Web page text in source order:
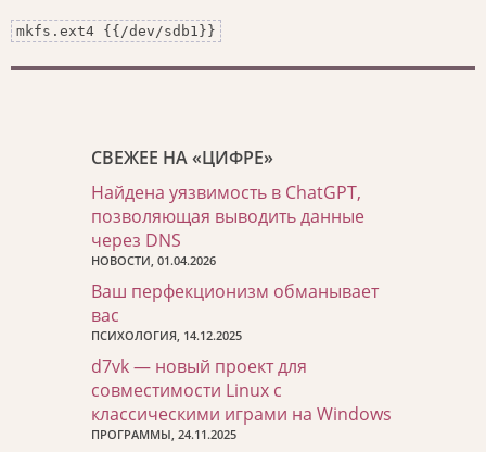
mkfs.ext4 {{/dev/sdb1}}
СВЕЖЕЕ НА «ЦИФРЕ»
Найдена уязвимость в ChatGPT,
позволяющая выводить данные
через DNS
НОВОСТИ, 01.04.2026
Ваш перфекционизм обманывает
вас
ПСИХОЛОГИЯ, 14.12.2025
d7vk — новый проект для
совместимости Linux с
классическими играми на Windows
ПРОГРАММЫ, 24.11.2025